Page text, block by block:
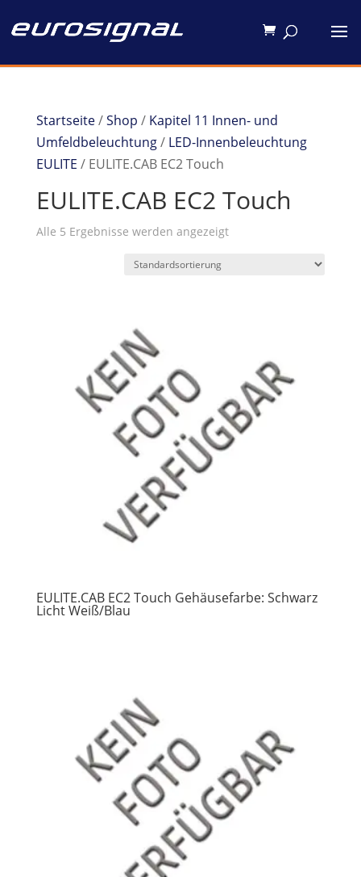
Startseite/Shop / Kapitel 11 Innen- und
Umfeldbeleuchtung/ LED-Innenbeleuchtung
EULITE / EULITE.CAB EC2 Touch
EULITE.CAB EC2 Touch
Alle 5 Ergebnisse werden angezeigt
EULITE.CAB EC2 Touch Gehäusefarbe: Schwarz
Licht Weiß/Blau